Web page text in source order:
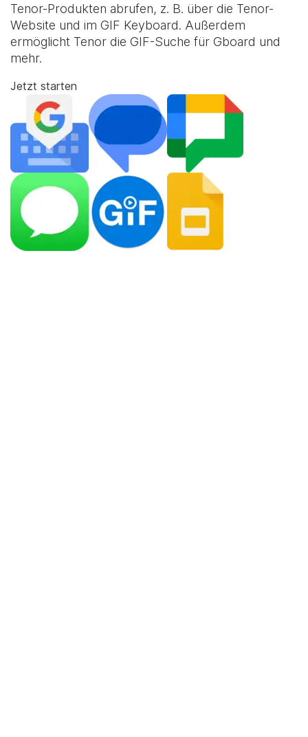
Tenor-Produkten abrufen, z. B. über die Tenor-
Website und im GIF Keyboard. Außerdem
ermöglicht Tenor die GIF-Suche für Gboard und
mehr.
Jetzt starten